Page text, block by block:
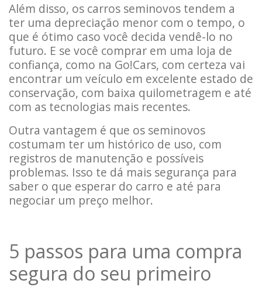
Além disso, os carros seminovos tendem a
ter uma depreciação menor com o tempo, o
que é ótimo caso você decida vendê-lo no
futuro. E se você comprar em uma loja de
confiança, como na Go!Cars, com certeza vai
encontrar um veículo em excelente estado de
conservação, com baixa quilometragem e até
com as tecnologias mais recentes.
Outra vantagem é que os seminovos
costumam ter um histórico de uso, com
registros de manutenção e possíveis
problemas. Isso te dá mais segurança para
saber o que esperar do carro e até para
negociar um preço melhor.
5 passos para uma compra
segura do seu primeiro